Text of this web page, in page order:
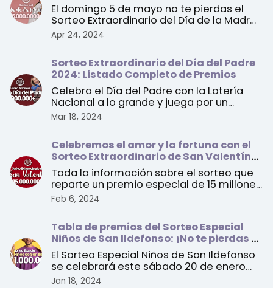
El domingo 5 de mayo no te pierdas el
Sorteo Extraordinario del Día de la Madre
de la Lotería Na ...
Apr 24, 2024
Sorteo Extraordinario del Día del Padre
2024: Listado Completo de Premios
Celebra el Día del Padre con la Lotería
Nacional a lo grande y juega por un
premio especial de 1 ...
Mar 18, 2024
Celebremos el amor y la fortuna con el
Sorteo Extraordinario de San Valentín
2024
Toda la información sobre el sorteo que
reparte un premio especial de 15 millones
Feb 6, 2024
Tabla de premios del Sorteo Especial
Niños de San Ildefonso: ¡No te pierdas el
sorteo de este sábado!
El Sorteo Especial Niños de San Ildefonso
se celebrará este sábado 20 de enero
con un primer pre ...
Jan 18, 2024